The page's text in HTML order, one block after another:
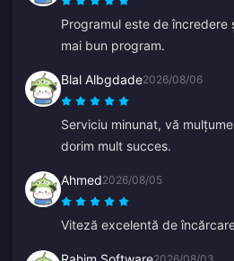
Programul este de
mai bun program.
Blal Albgdade2026/08/06
Serviciu minunat, vă
dorim mult succes.
Ahmed2026/08/05
Viteză excelentă de